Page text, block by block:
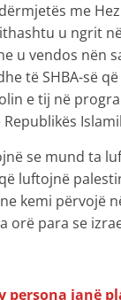
me
u ngrit
u vendos nën
të SHBA-së
e tij në
se mund ta
luftojnë
kemi përvojë
orë para se
persona janë